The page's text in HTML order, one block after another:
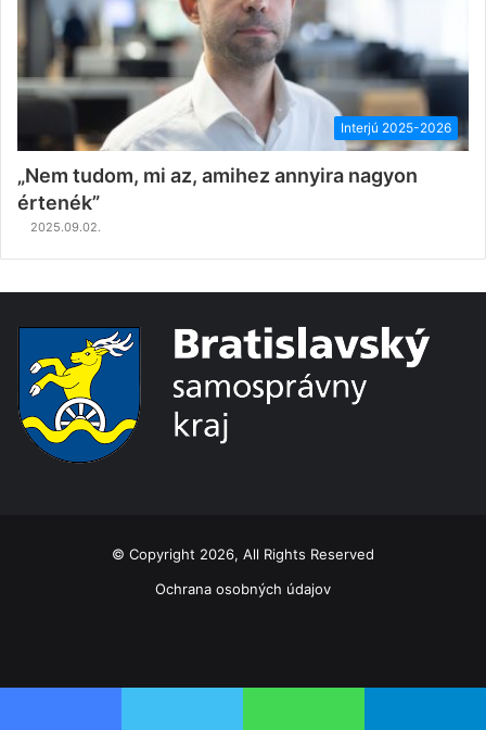
Interjú 2025-2026
„Nem tudom, mi az, amihez annyira nagyon
értenék”
2025.09.02.
© Copyright 2026, All Rights Reserved
Ochrana osobných údajov